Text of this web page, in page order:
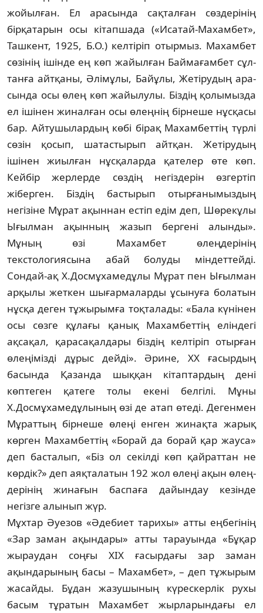
жойылған. Ел арасында сақ­талған сөздерінің
бірқатарын осы кітап­шада («Исатай-Махамбет»,
Ташкент, 1925, Б.О.) келтіріп отырмыз. Махамбет
сөзінің ішін­де ең көп жайылған Баймағамбет сұл­
тан­ға айтқаны, Әлімұлы, Байұлы, Жетірудың ара­
сында осы өлең көп жайылулы. Біздің қо­лымызда
ел ішінен жиналған осы өлеңнің бір­неше нұсқасы
бар. Айтушылардың көбі бір­ақ Махамбеттің түрлі
сөзін қосып, шатас­тырып айтқан. Жетірудың
ішінен жиылған нұсқаларда қателер өте көп.
Кейбір жерлерде сөздің негіздерін өзгертіп
жіберген. Біздің бас­тырып отырғанымыздың
негізіне Мұрат ақыннан естіп едім деп, Шөрекұлы
Ығылман ақынның жазып бергені алынды».
Мұның өзі Ма­хамбет өлеңдерінің
текстологиясына абай болуды міндеттейді.
Сондай-ақ Х.Дос­мұ­хамедұлы Мұрат пен Ығылман
арқылы жеткен шығармаларды ұсынуға болатын
нұсқа деген тұжырымға тоқталады: «Бала кү­нінен
осы сөзге құлағы қанық Махамбеттің елін­дегі
ақсақал, қарасақалдары біздің кел­ті­ріп отырған
өлеңімізді дұрыс дейді». Әри­не, ХХ ғасырдың
басында Қазанда шыққан кітап­тардың дені
көптеген қатеге толы екені бел­гілі. Мұны
Х.Досмұхамедұлының өзі де атап өтеді. Дегенмен
Мұраттың бірнеше өлеңі енген жинақта жарық
көрген Ма­хам­беттің «Борай да борай қар жауса»
деп бас­та­лып, «Біз ол секілді көп қайраттан не
көр­дік?» деп аяқталатын 192 жол өлеңі ақын өлең­
дерінің жинағын баспаға дайындау ке­зінде
негізге алынып жүр.
Мұхтар Әуезов «Әдебиет тарихы» ат­ты еңбегінің
«Зар заман ақын­дары» атты тарауында «Бұқар
жыраудан соңғы ХІХ ға­сырдағы зар заман
ақындарының басы – Ма­хамбет», – деп тұжырым
жасайды. Бұдан жа­зушының күрескерлік рухы
басым тұра­тын Махамбет жырларындағы ел